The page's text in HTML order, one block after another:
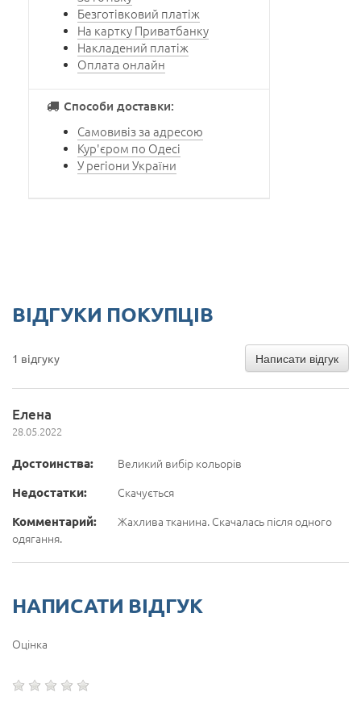
Безготівковий платіж
На картку Приватбанку
Накладений платіж
Оплата онлайн
Способи доставки:
Самовивіз за адресою
Кур'єром по Одесі
У регіони України
ВІДГУКИ ПОКУПЦІВ
1 відгуку Написати відгук
Елена
28.05.2022
Достоинства:
Великий вибір кольорів
Недостатки:
Скачується
Комментарий:
Жахлива тканина. Скачалась після одного
одягання.
НАПИСАТИ ВІДГУК
Оцінка